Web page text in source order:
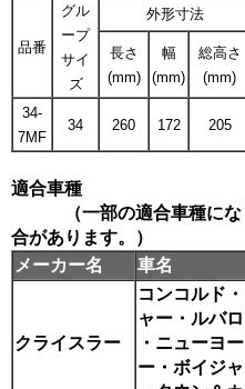
品番
グル
ープ
サイ
ズ
外形寸法
長さ
(mm)
幅
(mm)
総高さ
(mm)
34-
7MF
34 260 172 205
適合車種
（一部の適合車種になり
合があります。）
メーカー名
車名
クライスラー
コンコルド
ャー・ルバ
・ニューヨ
ー・ボイジ